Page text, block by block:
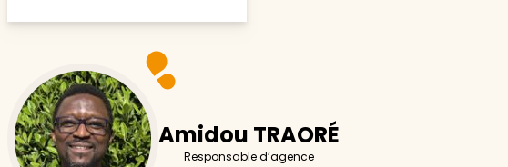
Amidou TRAORÉ
Responsable d’agence